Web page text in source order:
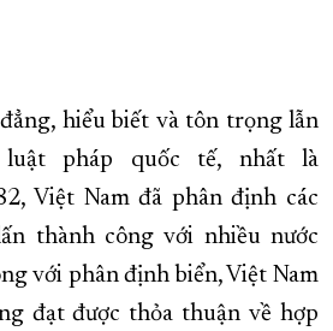
hiểu biết và tôn trọng lẫn
pháp quốc tế, nhất là
Việt Nam đã phân định các
thành công với nhiều nước
với phân định biển, Việt Nam
đạt được thỏa thuận về hợp